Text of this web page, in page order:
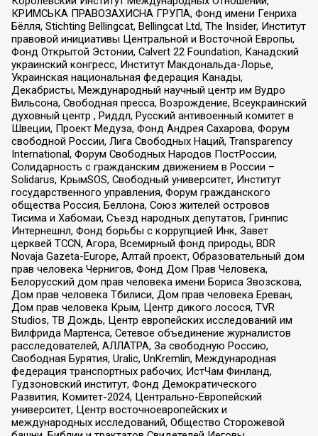
КРИМСЬКА ПРАВОЗАХИСНА ГРУПА, Фонд имени Генриха
Бёлля, Stichting Bellingcat, Bellingcat Ltd, The Insider, Институт
правовой инициативы Центральной и Восточной Европы,
Фонд Открытой Эстонии, Calvert 22 Foundation, Канадский
украинский конгресс, Институт Макдональда-Лорье,
Украинская национальная федерация Канады,
Декабристы, Международный научный центр им Вудро
Вильсона, Свободная пресса, Возрождение, Всеукраинский
духовный центр , Риддл, Русский антивоенный комитет в
Швеции, Проект Медуза, Фонд Андрея Сахарова, Форум
свободной России, Лига Свободных Наций, Transparеncy
International, Форум Свободных Народов ПостРоссии,
Солидарность с гражданским движением в России –
Solidarus, КрымSOS, Свободный университет, Институт
государственного управления, Форум гражданского
общества Россия, Беллона, Союз жителей островов
Тисима и Хабомаи, Съезд народных депутатов, Гринпис
Интернешнл, Фонд борьбы с коррупцией Инк, Завет
церквей TCCN, Агора, Всемирный фонд природы, BDR
Novaja Gazeta-Europe, Алтай проект, Образовательный дом
прав человека Чернигов, Фонд Дом Прав Человека,
Белорусский дом прав человека имени Бориса Звозскова,
Дом прав человека Тбилиси, Дом прав человека Ереван,
Дом прав человека Крым, Центр дикого лосося, TVR
Studios, ТВ Дождь, Центр европейских исследований им
Вилфрида Мартенса, Сетевое объединение журналистов
расследователей, АЛЛАТРА, За свободную Россию,
Свободная Бурятия, Uralic, UnKremlin, Международная
федерация транспортных рабочих, ИстЧам Финланд,
Гудзоновский институт, Фонд Демократического
Развития, Комитет-2024, Центрально-Европейский
университет, Центр восточноевропейских и
международных исследований, Общество Сторожевой